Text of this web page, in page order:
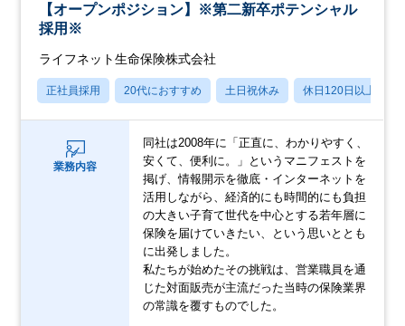
【オープンポジション】※第二新卒ポテンシャル
採用※
ライフネット生命保険株式会社
正社員採用 20代におすすめ 土日祝休み 休日120日以上
業務内容
同社は2008年に「正直に、わかりやすく、
安くて、便利に。」というマニフェストを
掲げ、情報開示を徹底・インターネットを
活用しながら、経済的にも時間的にも負担
の大きい子育て世代を中心とする若年層に
保険を届けていきたい、という思いととも
に出発しました。
私たちが始めたその挑戦は、営業職員を通
じた対面販売が主流だった当時の保険業界
の常識を覆すものでした。